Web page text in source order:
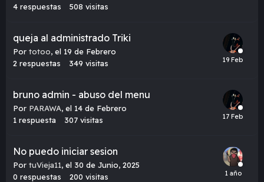
4 respuestas 508 visitas
queja al administrado Triki
Por totoo, el 19 de Febrero
2 respuestas 349 visitas
bruno admin - abuso del menu
Por PARAWA, el 14 de Febrero
1 respuesta 307 visitas
No puedo iniciar sesion
Por tuVieja11, el 30 de Junio, 2025
0 respuestas 200 visitas